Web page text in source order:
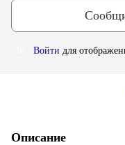
Войти для
Описание